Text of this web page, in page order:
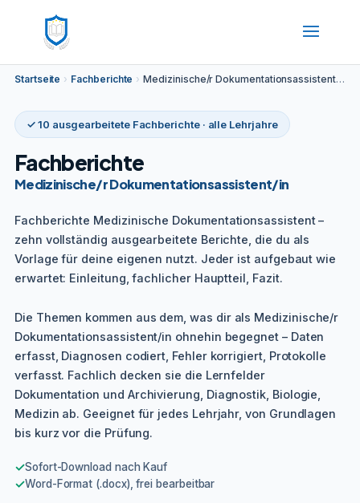
Startseite › Fachberichte › Medizinische/r Dokumentationsassistent/in
✓ 10 ausgearbeitete Fachberichte · alle Lehrjahre
Fachberichte
Medizinische/r Dokumentationsassistent/in
Fachberichte Medizinische Dokumentationsassistent –
zehn vollständig ausgearbeitete Berichte, die du als
Vorlage für deine eigenen nutzt. Jeder ist aufgebaut wie
erwartet: Einleitung, fachlicher Hauptteil, Fazit.
Die Themen kommen aus dem, was dir als Medizinische/r
Dokumentationsassistent/in ohnehin begegnet – Daten
erfasst, Diagnosen codiert, Fehler korrigiert, Protokolle
verfasst. Fachlich decken sie die Lernfelder
Dokumentation und Archivierung, Diagnostik, Biologie,
Medizin ab. Geeignet für jedes Lehrjahr, von Grundlagen
bis kurz vor die Prüfung.
✓Sofort-Download nach Kauf
✓Word-Format (.docx), frei bearbeitbar